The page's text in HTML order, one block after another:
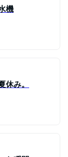
機
休み。